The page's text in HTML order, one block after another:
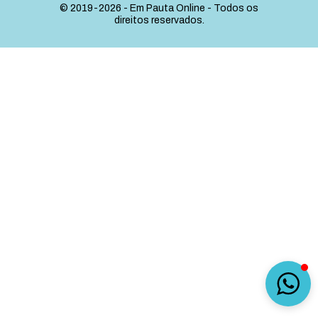
© 2019-2026 - Em Pauta Online - Todos os
direitos reservados.